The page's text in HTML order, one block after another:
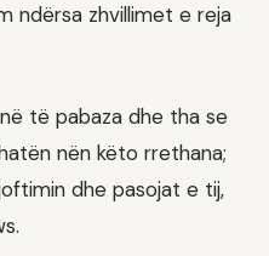
ndërsa zhvillimet e reja
të pabaza dhe tha se
nën këto rrethana;
dhe pasojat e tij,